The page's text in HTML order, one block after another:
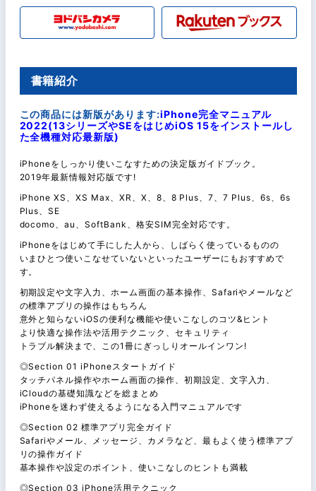
書籍紹介
この商品には新版があります:iPhone完全マニュアル
2022(13シリーズやSEをはじめiOS 15をインストールし
た全機種対応最新版)
iPhoneをしっかり使いこなすための決定版ガイドブック。
2019年最新情報対応版です!
iPhone XS、XS Max、XR、X、8、8 Plus、7、7 Plus、6s、6s
Plus、SE
docomo、au、SoftBank、格安SIM完全対応です。
iPhoneをはじめて手にした人から、しばらく使っているものの
いまひとつ使いこなせていないといったユーザーにもおすすめで
す。
初期設定や文字入力、ホーム画面の基本操作、Safariやメールなど
の標準アプリの操作はもちろん
意外と知らないiOSの便利な機能や使いこなしのコツ&ヒント
より快適な操作法や活用テクニック、セキュリティ
トラブル解決まで、この1冊にぎっしりオールインワン!
◎Section 01 iPhoneスタートガイド
タッチパネル操作やホーム画面の操作、初期設定、文字入力、
iCloudの基礎知識などを総まとめ
iPhoneを迷わず使えるようになる入門マニュアルです
◎Section 02 標準アプリ完全ガイド
Safariやメール、メッセージ、カメラなど、最もよく使う標準アプ
リの操作ガイド
基本操作や設定のポイント、使いこなしのヒントも満載
◎Section 03 iPhone活用テクニック